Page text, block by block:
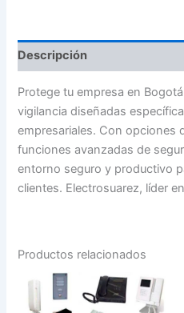
Descripción
Protege tu empresa en
vigilancia diseñadas
empresariales. Con opciones
funciones avanzadas de
entorno seguro y productivo
clientes. Electrosuarez, líder
Productos relacionados